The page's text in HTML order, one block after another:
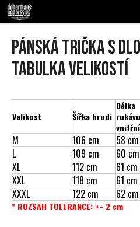
Přejít
obsah
Pánská trička s
tabulka velikostí
Velikost Šířka hrudi
Délka
rukávu
vnitřní
M 106 cm 58 cm
L
109 cm 60 cm
XL
112 cm 61 cm
XXL
118 cm 61 cm
XXXL
122 cm 62 cm
* ROZSAH TOLERANCE: +- 2 cm
o
C
o
o
t
ř
e
b
u
j